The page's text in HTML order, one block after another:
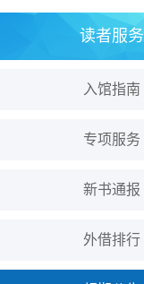
读者服务
入馆指南
专项服务
新书通报
外借排行